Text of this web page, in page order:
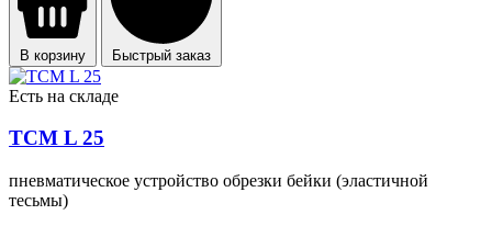
В корзину Быстрый заказ
Есть на складе
TCМ L 25
пневматическое устройство обрезки бейки (эластичной
тесьмы)